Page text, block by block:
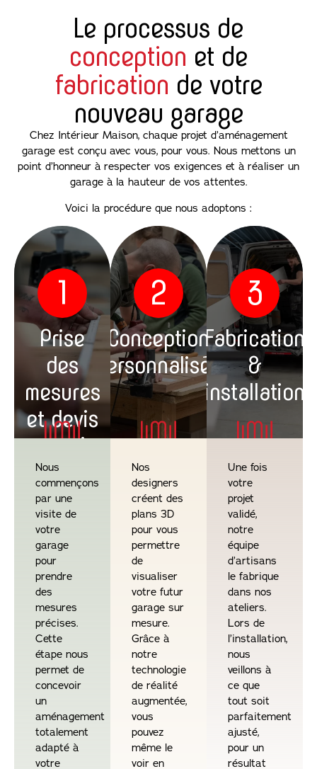
Le processus de
conception et de
fabrication de votre
nouveau garage
Chez Intérieur Maison, chaque projet d’aménagement
garage est conçu avec vous, pour vous. Nous mettons un
point d’honneur à respecter vos exigences et à réaliser un
garage à la hauteur de vos attentes.
Voici la procédure que nous adoptons :
1
Prise
des
mesures
et devis
gratuit
Nous
commençons
par une
visite de
votre
garage
pour
prendre
des
mesures
précises.
Cette
étape nous
permet de
concevoir
un
aménagement
totalement
adapté à
votre
2
Conception
personnalisée
Nos
designers
créent des
plans 3D
pour vous
permettre
de
visualiser
votre futur
garage sur
mesure.
Grâce à
notre
technologie
de réalité
augmentée,
vous
pouvez
même le
voir en
3
Fabrication
&
installation
Une fois
votre
projet
validé,
notre
équipe
d’artisans
le fabrique
dans nos
ateliers.
Lors de
l’installation,
nous
veillons à
ce que
tout soit
parfaitement
ajusté,
pour un
résultat